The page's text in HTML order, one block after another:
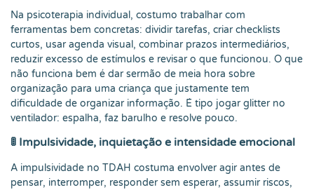
Na psicoterapia individual, costumo trabalhar com
ferramentas bem concretas: dividir tarefas, criar checklists
curtos, usar agenda visual, combinar prazos intermediários,
reduzir excesso de estímulos e revisar o que funcionou. O que
não funciona bem é dar sermão de meia hora sobre
organização para uma criança que justamente tem
dificuldade de organizar informação. É tipo jogar glitter no
ventilador: espalha, faz barulho e resolve pouco.
🚦 Impulsividade, inquietação e intensidade emocional
A impulsividade no TDAH costuma envolver agir antes de
pensar, interromper, responder sem esperar, assumir riscos,